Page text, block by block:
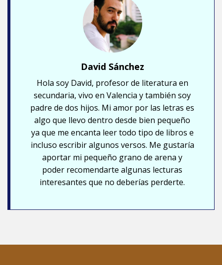
David Sánchez
Hola soy David, profesor de literatura en
secundaria, vivo en Valencia y también soy
padre de dos hijos. Mi amor por las letras es
algo que llevo dentro desde bien pequeño
ya que me encanta leer todo tipo de libros e
incluso escribir algunos versos. Me gustaría
aportar mi pequeño grano de arena y
poder recomendarte algunas lecturas
interesantes que no deberías perderte.